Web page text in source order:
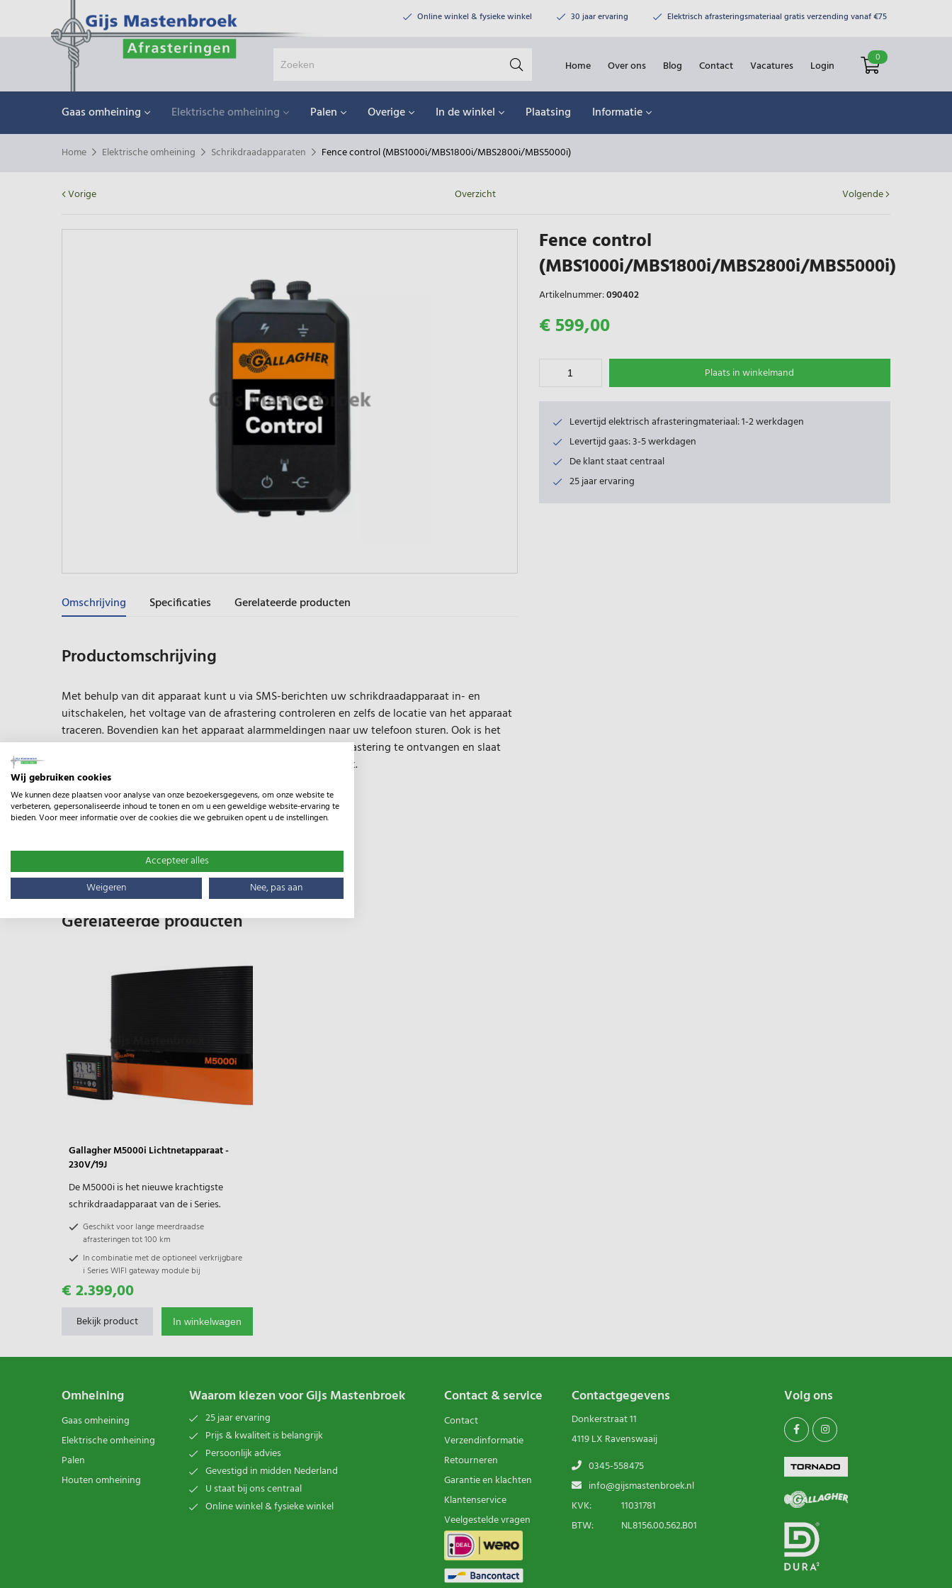
Online winkel & fysieke winkel 30 jaar ervaring Elektrisch afrasteringsmateriaal gratis verzending vanaf €75
0
Login
Home Over ons Blog Contact Vacatures
Gaas omheining Elektrische omheining Palen Overige In de winkel Plaatsing Informatie
Home Elektrische omheining Schrikdraadapparaten Fence control (MBS1000i/MBS1800i/MBS2800i/MBS5000i)
Vorige Overzicht Volgende
Omschrijving Specificaties Gerelateerde producten
Productomschrijving
Met behulp van dit apparaat kunt u via SMS-berichten uw schrikdraadapparaat in- en
uitschakelen, het voltage van de afrastering controleren en zelfs de locatie van het apparaat
traceren. Bovendien kan het apparaat alarmmeldingen naar uw telefoon sturen. Ook is het
mogelijk om dagelijks gedetailleerde informatie over uw afrastering te ontvangen en slaat
het apparaat gebeurtenissen op in een elektronisch logboek.
Advies nodig? Neemcontactop met ons.
Specificaties
Fence control
(MBS1000i/MBS1800i/MBS2800i/MBS5000i)
Artikelnummer:090402
€ 599,00
Plaats in winkelmand
Levertijd elektrisch afrasteringmateriaal: 1-2 werkdagen
Levertijd gaas: 3-5 werkdagen
De klant staat centraal
25 jaar ervaring
Gerelateerde producten
Gallagher M5000i Lichtnetapparaat -
230V/19J
De M5000i is het nieuwe krachtigste
schrikdraadapparaat van de i Series.
Geschikt voor lange meerdraadse
afrasteringen tot 100 km
In combinatie met de optioneel verkrijgbare
i Series WIFI gateway module bij
stroomverlies direct bericht naar uw
smartphone
€ 2.399,00
Bekijk product In winkelwagen
Omheining
Gaas omheining
Elektrische omheining
Palen
Houten omheining
Waarom kiezen voor Gijs Mastenbroek
25 jaar ervaring
Prijs & kwaliteit is belangrijk
Persoonlijk advies
Gevestigd in midden Nederland
U staat bij ons centraal
Online winkel & fysieke winkel
Contact & service
Contact
Verzendinformatie
Retourneren
Garantie en klachten
Klantenservice
Veelgestelde vragen
Contactgegevens
Donkerstraat 11
4119 LX Ravenswaaij
0345-558475
info@gijsmastenbroek.nl
KVK:
11031781
BTW:
NL8156.00.562.B01
Volg ons
Wij gebruiken cookies
We kunnen deze plaatsen voor analyse van onze bezoekersgegevens, om onze website te
verbeteren, gepersonaliseerde inhoud te tonen en om u een geweldige website-ervaring te
bieden. Voor meer informatie over de cookies die we gebruiken opent u de instellingen.
Accepteer alles
Weigeren
Nee, pas aan